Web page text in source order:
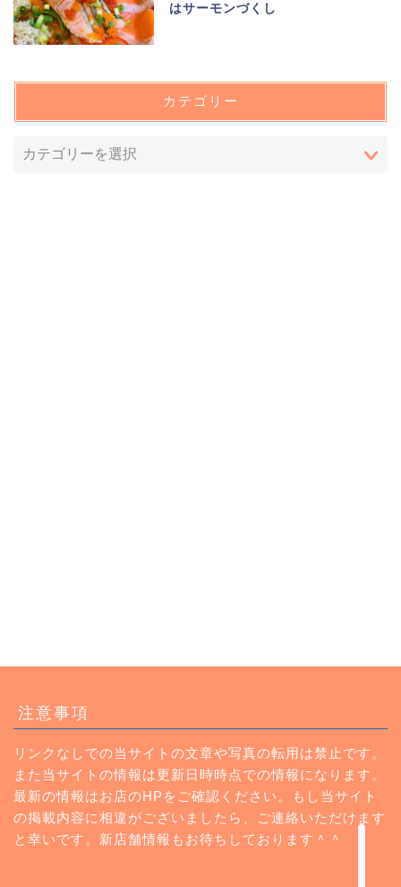
はサーモンづくし
カテゴリー
注意事項
リンクなしでの当サイトの文章や写真の転用は禁止です。
また当サイトの情報は更新日時時点での情報になります。
最新の情報はお店のHPをご確認ください。もし当サイト
の掲載内容に相違がございましたら、ご連絡いただけます
と幸いです。新店舗情報もお待ちしております＾＾
カフェ
Instagram